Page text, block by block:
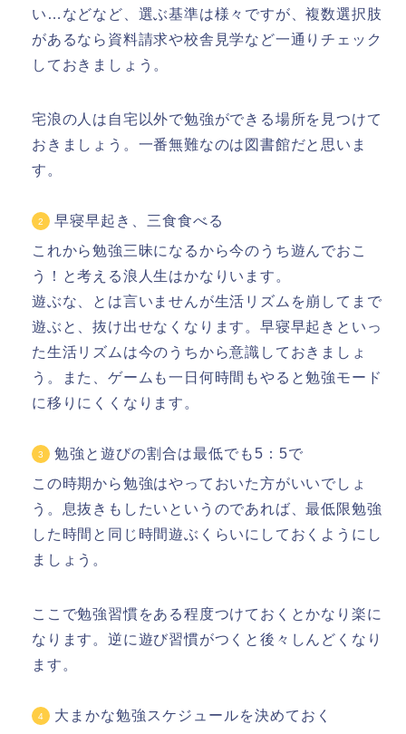
い…などなど、選ぶ基準は様々ですが、複数選択肢
があるなら 資料請求や校舎見学など一通りチェック
しておきましょう。
宅浪の人は 自宅以外で勉強ができる場所を見つけて
おきましょう。一番無難なのは図書館だと思いま
す。
早寝早起き、三食食べる
これから勉強三昧になるから今のうち遊んでおこ
う！と考える浪人生はかなりいます。
遊ぶな、とは言いませんが生活リズムを崩してまで
遊ぶと、抜け出せなくなります。早寝早起きといっ
た生活リズムは今のうちから意識しておきましょ
う。また、ゲームも一日何時間もやると勉強モード
に移りにくくなります。
勉強と遊びの割合は最低でも5：5で
この時期から勉強はやっておいた方がいいでしょ
う。息抜きもしたいというのであれば、最低限勉強
した時間と同じ時間遊ぶくらいにしておくようにし
ましょう。
ここで勉強習慣をある程度つけておくとかなり楽に
なります。逆に遊び習慣がつくと後々しんどくなり
ます。
大まかな勉強スケジュールを決めておく